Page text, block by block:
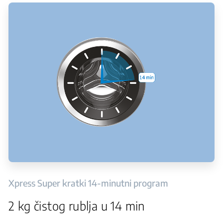
Xpress Super kratki 14-minutni program
2 kg čistog rublja u 14 min